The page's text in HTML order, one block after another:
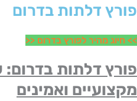
דלתות בדרום
מהיר לפורץ בדרום <<
דלתות בדרום:
ואמינים